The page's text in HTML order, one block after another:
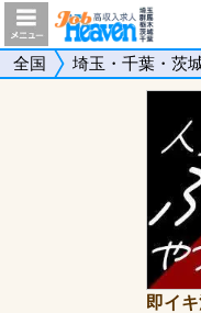
全国 埼玉・千葉・茨
即イ